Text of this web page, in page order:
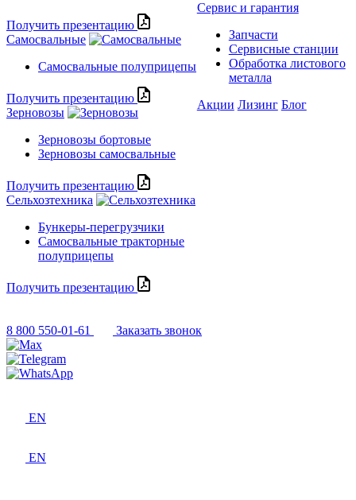
Получить презентацию
Самосвальные
Самосвальные полуприцепы
Получить презентацию
Зерновозы
Зерновозы бортовые
Зерновозы самосвальные
Получить презентацию
Сельхозтехника
Бункеры-перегрузчики
Самосвальные тракторные
полуприцепы
Получить презентацию
Сервис и гарантия
Запчасти
Сервисные станции
Обработка листового
металла
Акции Лизинг Блог
8 800 550-01-61 Заказать звонок
EN
EN